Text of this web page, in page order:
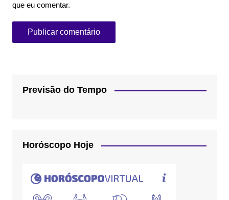
que eu comentar.
Previsão do Tempo
Horóscopo Hoje